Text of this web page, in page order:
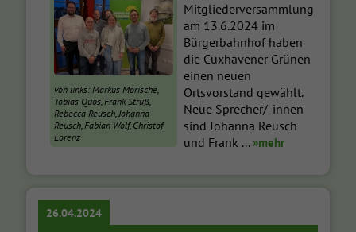
von links: Markus Morische,
Tobias Quos, Frank Struß,
Rebecca Reusch, Johanna
Reusch, Fabian Wolf, Christof
Lorenz
Mitgliederversammlung
am 13.6.2024 im
Bürgerbahnhof haben
die Cuxhavener Grünen
einen neuen
Ortsvorstand gewählt.
Neue Sprecher/-innen
sind Johanna Reusch
und Frank ... »mehr
26.04.2024